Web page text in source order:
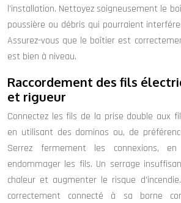
l’installation. Nettoyez soigneusement le
poussière ou débris qui pourraient
Assurez-vous que le boîtier est
est bien à niveau.
Raccordement des fils
et rigueur
Connectez les fils de la prise double aux
en utilisant des dominos ou, de
Serrez fermement les connexions,
endommager les fils. Un serrage
chaleur et augmenter le risque
correctement connecté à sa borne